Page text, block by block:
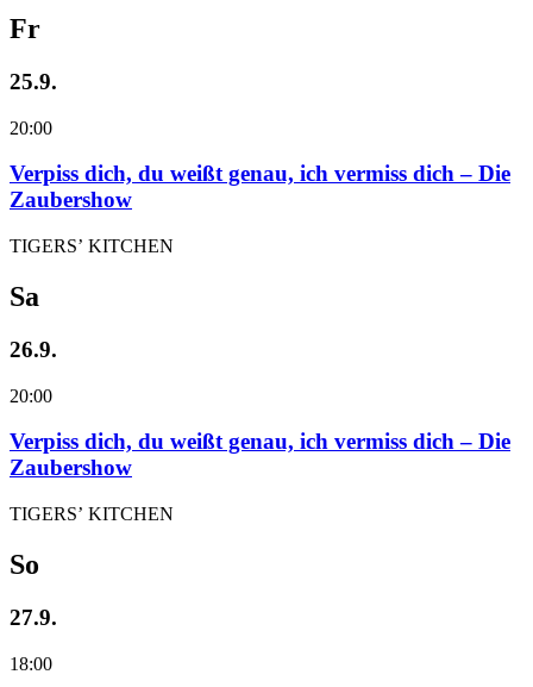
Fr
25.9.
20:00
Verpiss dich, du weißt genau, ich vermiss dich – Die
Zaubershow
TIGERS’ KITCHEN
Sa
26.9.
20:00
Verpiss dich, du weißt genau, ich vermiss dich – Die
Zaubershow
TIGERS’ KITCHEN
So
27.9.
18:00